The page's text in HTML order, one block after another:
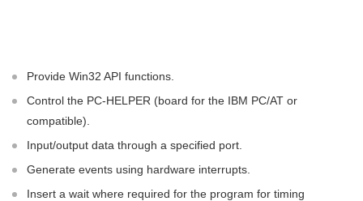
Provide Win32 API functions.
Control the PC-HELPER (board for the IBM PC/AT or
compatible).
Input/output data through a specified port.
Generate events using hardware interrupts.
Insert a wait where required for the program for timing